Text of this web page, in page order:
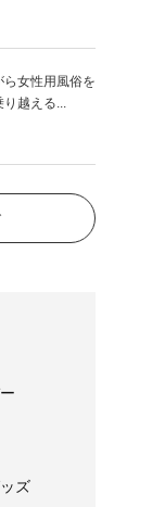
女性用風俗を
り越える...
ズ